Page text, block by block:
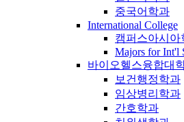
중국어학과
International College
캠퍼스아시아
Majors for Int'l
바이오헬스융합대
보건행정학과
임상병리학과
간호학과